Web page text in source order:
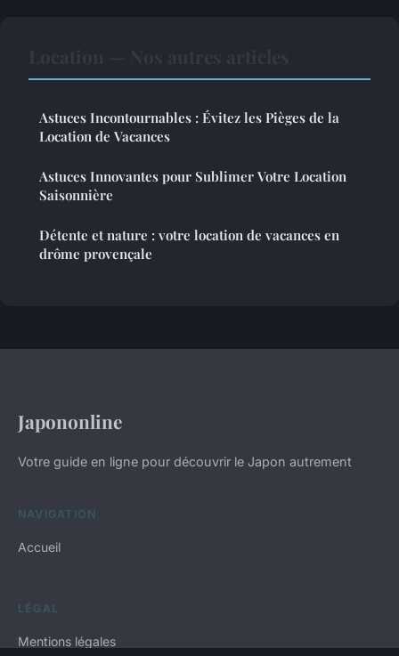
Astuces Incontournables : Évitez les Pièges de la
Location de Vacances
Astuces Innovantes pour Sublimer Votre Location
Saisonnière
Détente et nature : votre location de vacances en
drôme provençale
Japononline
Votre guide en ligne pour découvrir le Japon autrement
NAVIGATION
Accueil
LÉGAL
Mentions légales